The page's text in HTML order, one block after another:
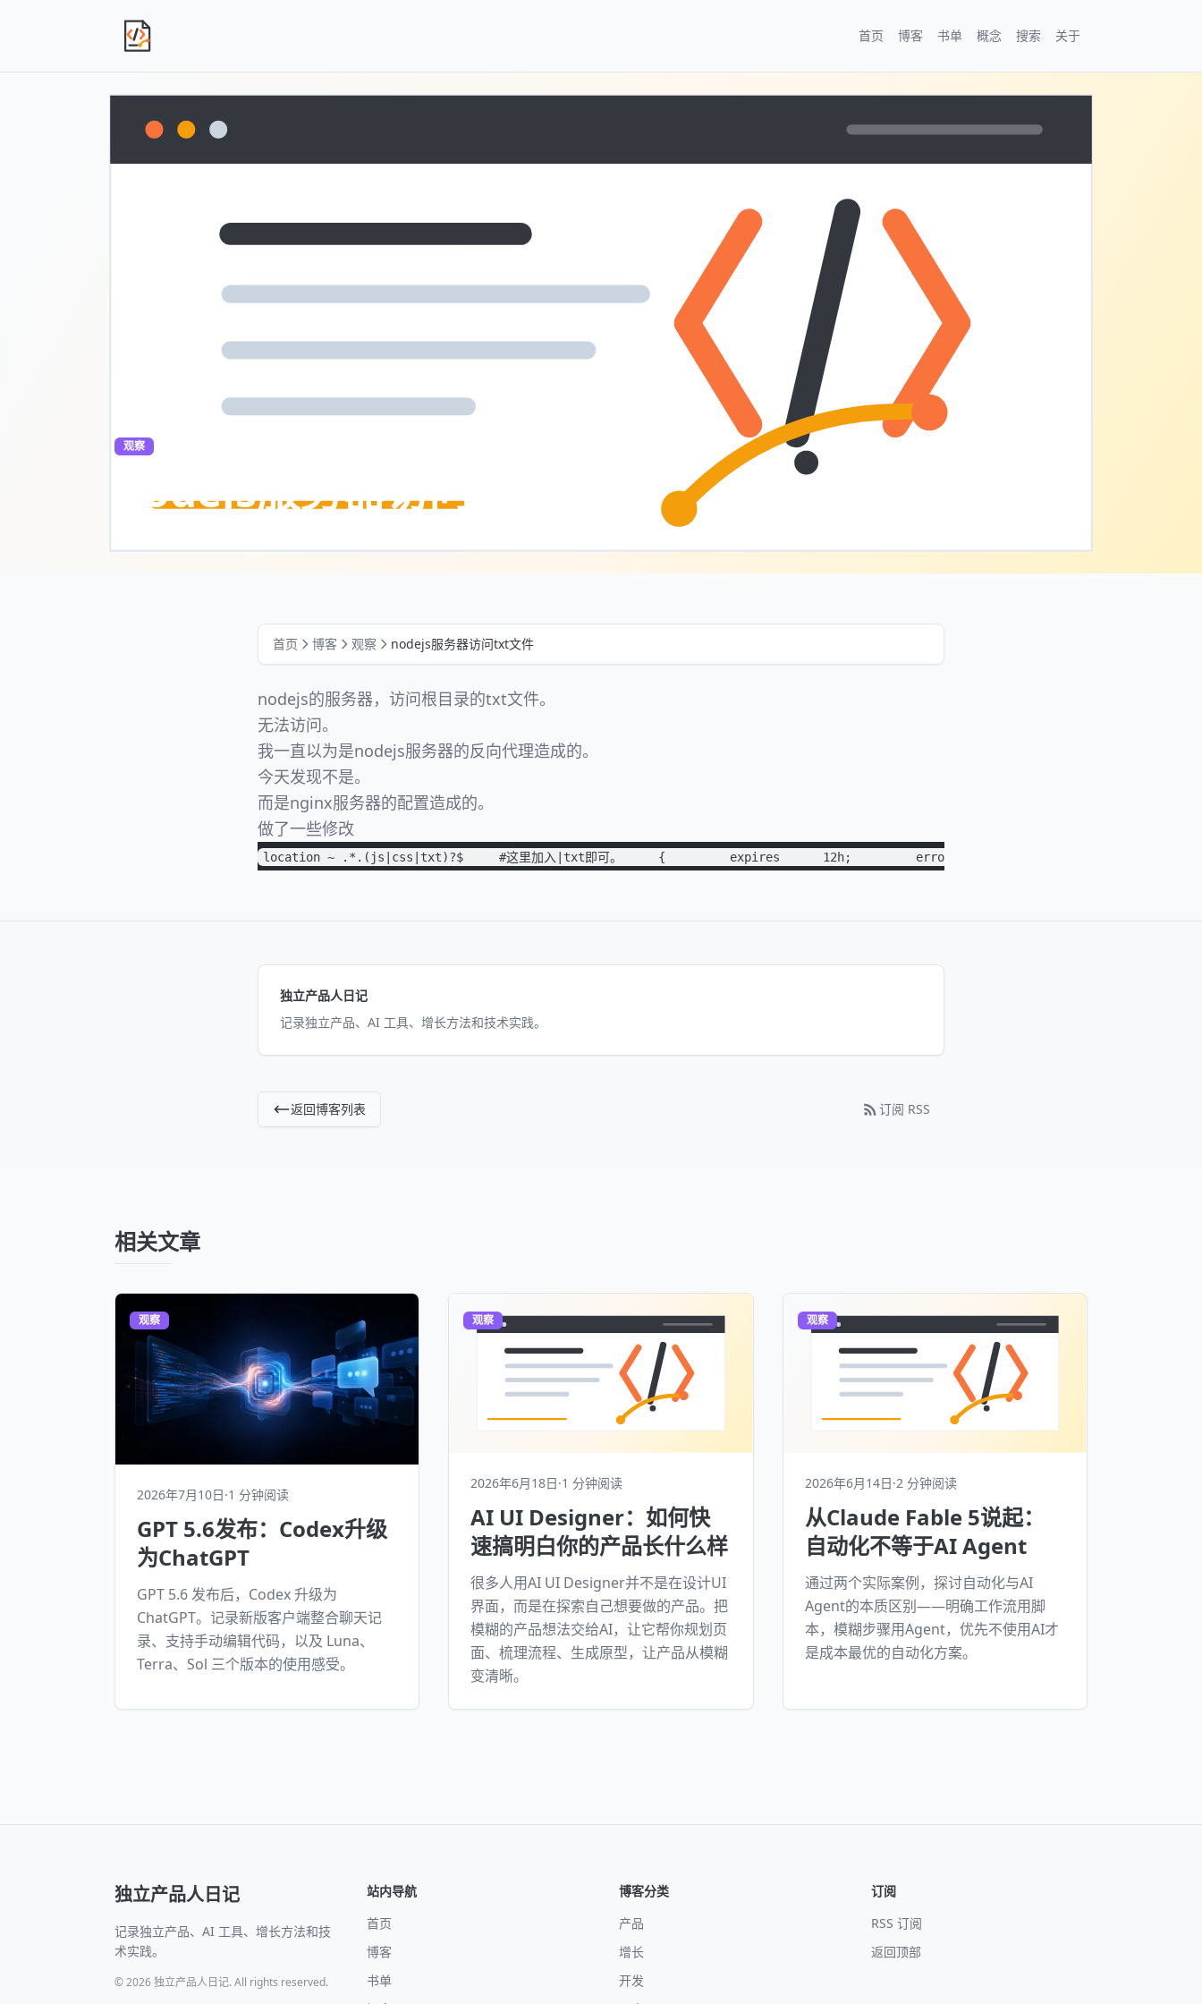
独立产品人日记 首页 博客 书单 概念 搜索 关于
观察
nodejs服务器访问txt文件
首页 博客 观察 nodejs服务器访问txt文件
nodejs的服务器，访问根目录的txt文件。
无法访问。
我一直以为是nodejs服务器的反向代理造成的。
今天发现不是。
而是nginx服务器的配置造成的。
做了一些修改
location ~ .*.(js|css|txt)?$     #这里加入|txt即可。     {         expires      12h;         error_log off;         access_log /
独立产品人日记
记录独立产品、AI 工具、增长方法和技术实践。
返回博客列表 订阅 RSS
相关文章
观察
2026年7月10日·1 分钟阅读
GPT 5.6发布：Codex升级
为ChatGPT
GPT 5.6 发布后，Codex 升级为
ChatGPT。记录新版客户端整合聊天记
录、支持手动编辑代码，以及 Luna、
Terra、Sol 三个版本的使用感受。
观察
2026年6月18日·1 分钟阅读
AI UI Designer：如何快
速搞明白你的产品长什么样
很多人用AI UI Designer并不是在设计UI
界面，而是在探索自己想要做的产品。把
模糊的产品想法交给AI，让它帮你规划页
面、梳理流程、生成原型，让产品从模糊
变清晰。
观察
2026年6月14日·2 分钟阅读
从Claude Fable 5说起：
自动化不等于AI Agent
通过两个实际案例，探讨自动化与AI
Agent的本质区别——明确工作流用脚
本，模糊步骤用Agent，优先不使用AI才
是成本最优的自动化方案。
独立产品人日记
记录独立产品、AI 工具、增长方法和技
术实践。
© 2026 独立产品人日记. All rights reserved.
站内导航
首页
博客
书单
博客分类
产品
增长
开发
订阅
RSS 订阅
返回顶部